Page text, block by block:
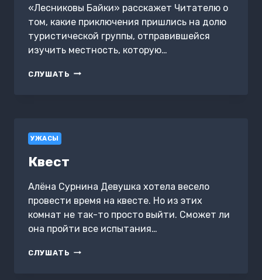
«Лесниковы Байки» расскажет Читателю о
том, какие приключения пришлись на долю
туристической группы, отправившейся
изучить местность, которую…
СЛУШАТЬ ЛЕСНИКОВЫ
УЖАСЫ
Квест
Алёна Сурнина Девушка хотела весело
провести время на квесте. Но из этих
комнат не так-то просто выйти. Сможет ли
она пройти все испытания…
СЛУШАТЬ КВЕСТ